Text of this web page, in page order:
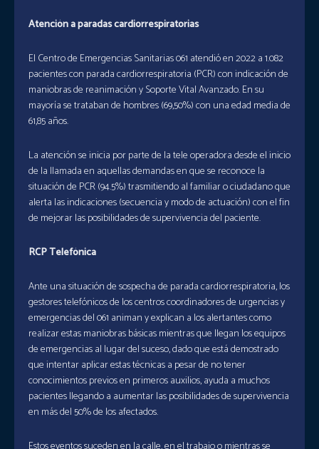
Atención a paradas cardiorrespiratorias
El Centro de Emergencias Sanitarias 061 atendió en 2022 a 1.082
pacientes con parada cardiorrespiratoria (PCR) con indicación de
maniobras de reanimación y Soporte Vital Avanzado. En su
mayoría se trataban de hombres (69,50%) con una edad media de
61,85 años.
La atención se inicia por parte de la tele operadora desde el inicio
de la llamada en aquellas demandas en que se reconoce la
situación de PCR (94.5%) trasmitiendo al familiar o ciudadano que
alerta las indicaciones (secuencia y modo de actuación) con el fin
de mejorar las posibilidades de supervivencia del paciente.
RCP Telefónica
Ante una situación de sospecha de parada cardiorrespiratoria, los
gestores telefónicos de los centros coordinadores de urgencias y
emergencias del 061 animan y explican a los alertantes como
realizar estas maniobras básicas mientras que llegan los equipos
de emergencias al lugar del suceso, dado que está demostrado
que intentar aplicar estas técnicas a pesar de no tener
conocimientos previos en primeros auxilios, ayuda a muchos
pacientes llegando a aumentar las posibilidades de supervivencia
en más del 50% de los afectados.